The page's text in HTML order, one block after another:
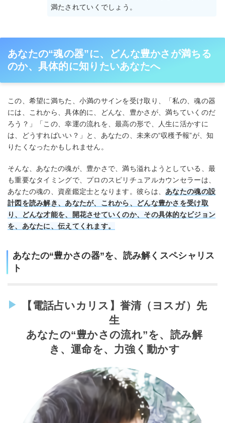
満たされていくでしょう。
あなたの“魂の器”に、どんな豊かさが満ちる
のか、具体的に知りたいあなたへ
この、希望に満ちた、小満のサインを受け取り、「私の、魂の器
には、これから、具体的に、どんな、豊かさが、満ちていくのだ
ろう？」「この、幸運の流れを、最高の形で、人生に活かすに
は、どうすればいい？」と、あなたの、未来の“収穫予報”が、知
りたくなったかもしれません。
そんな、あなたの魂が、豊かさで、満ち溢れようとしている、最
も重要なタイミングで、プロのスピリチュアルカウンセラーは、
あなたの魂の、資産鑑定士となります。彼らは、 あなたの魂の設
計図を読み解き、あなたが、これから、どんな豊かさを受け取
り、どんな才能を、開花させていくのか、その具体的なビジョン
を、あなたに、伝えてくれます。
あなたの“豊かさの器”を、読み解くスペシャリス
ト
【電話占いカリス】誉清（ヨスガ）先
生
あなたの“豊かさの流れ”を、読み解
き、運命を、力強く動かす